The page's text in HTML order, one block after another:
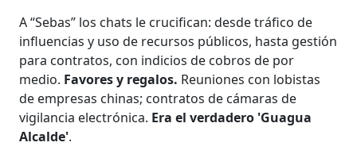
A “Sebas” los chats le crucifican: desde tráfico de
influencias y uso de recursos públicos, hasta gestión
para contratos, con indicios de cobros de por
medio. Favores y regalos. Reuniones con lobistas
de empresas chinas; contratos de cámaras de
vigilancia electrónica. Era el verdadero 'Guagua
Alcalde'.